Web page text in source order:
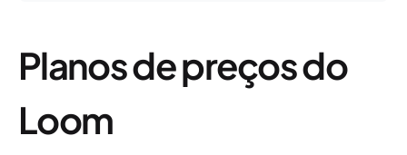
Planos de preços do
Loom